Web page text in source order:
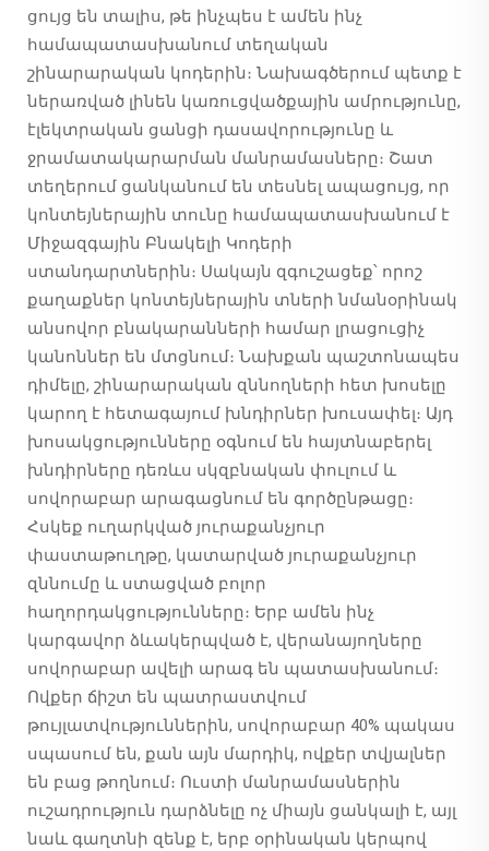
ցույց են տալիս, թե ինչպես է ամեն ինչ
համապատասխանում տեղական
շինարարական կոդերին։ Նախագծերում պետք է
ներառված լինեն կառուցվածքային ամրությունը,
էլեկտրական ցանցի դասավորությունը և
ջրամատակարարման մանրամասները։ Շատ
տեղերում ցանկանում են տեսնել ապացույց, որ
կոնտեյներային տունը համապատասխանում է
Միջազգային Բնակելի Կոդերի
ստանդարտներին։ Սակայն զգուշացեք՝ որոշ
քաղաքներ կոնտեյներային տների նմանօրինակ
անսովոր բնակարանների համար լրացուցիչ
կանոններ են մտցնում։ Նախքան պաշտոնապես
դիմելը, շինարարական զննողների հետ խոսելը
կարող է հետագայում խնդիրներ խուսափել։ Այդ
խոսակցությունները օգնում են հայտնաբերել
խնդիրները դեռևս սկզբնական փուլում և
սովորաբար արագացնում են գործընթացը։
Հսկեք ուղարկված յուրաքանչյուր
փաստաթուղթը, կատարված յուրաքանչյուր
զննումը և ստացված բոլոր
հաղորդակցությունները։ Երբ ամեն ինչ
կարգավոր ձևակերպված է, վերանայողները
սովորաբար ավելի արագ են պատասխանում։
Ովքեր ճիշտ են պատրաստվում
թույլատվություններին, սովորաբար 40% պակաս
սպասում են, քան այն մարդիկ, ովքեր տվյալներ
են բաց թողնում։ Ուստի մանրամասներին
ուշադրություն դարձնելը ոչ միայն ցանկալի է, այլ
նաև գաղտնի զենք է, երբ օրինական կերպով